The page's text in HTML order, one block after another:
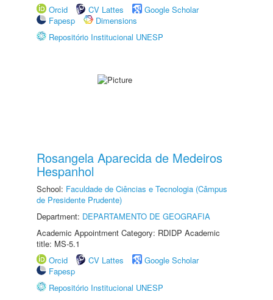
Orcid
CV Lattes
Google Scholar
Fapesp
Dimensions
Repositório Institucional UNESP
Rosangela Aparecida de Medeiros
Hespanhol
School: Faculdade de Ciências e Tecnologia (Câmpus
de Presidente Prudente)
Department: DEPARTAMENTO DE GEOGRAFIA
Academic Appointment Category: RDIDP Academic
title: MS-5.1
Orcid
CV Lattes
Google Scholar
Fapesp
Repositório Institucional UNESP